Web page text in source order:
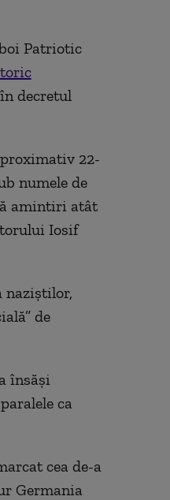
Patriotic
decretul
22-
numele de
amintiri atât
Iosif
naziștilor,
de
însăși
ca
cea de-a
Germania